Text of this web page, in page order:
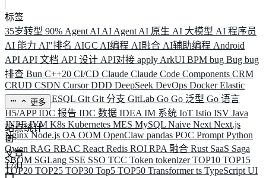
标签
35岁转型 90% Agent AI AI Agent AI 原生 AI 大模型 AI 程序员
AI 能力 AI"排名 AIGC AI编程 AI融合 AI辅助编程 Android
API API 文档 API 设计 API对接 apply ArkUI BPM bug Bug bug
排查 Bun C++20 CI/CD Claude Claude Code Components CRM
CRUD CSDN CursorDDD DeepSeek DevOps DockerElastic
ELK ElysiaESQL Git Git 分支 GitLab Go Go 泛型 Go 语言
H5/APPIDC 报告 IDC 数据 IDEA IM 系统 IoT Istio ISV Java
JNPFJVM K8s Kubernetes MES MySQL Naive Next Next.js
NginxNode.js OA OOM OpenClaw pandas POC Prompt Python
Qwen RAG RBAC React Redis ROI RPA 融合 Rust SaaS Saga
SBOM SGLang SSE SSO TCC Token tokenizerTOP10 TOP15
TOP20 TOP25 TOP30 Top5 TOP50 Transformerts TypeScript UI
更多
站点统计
文章
1741